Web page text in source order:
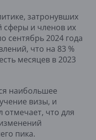
затронувших
сферы и членов их
сентябрь 2024 года
что на 83 %
месяцев в 2023
наибольшее
визы, и
отмечает, что для
пика.